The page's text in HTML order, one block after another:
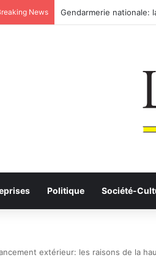
News Anhui: le pont routier-
Politique Société-
extérieur: les raisons de la